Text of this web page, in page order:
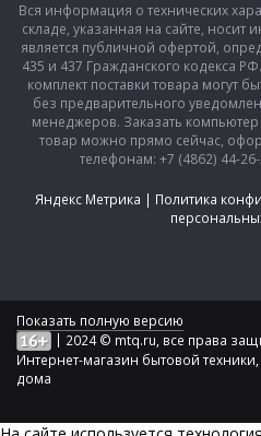
Вся информация о технических
складе, указанная на сайте,
является публичной офертой,
435 и 437 Гражданского кодекса
комплект поставки товара могут
без предварительного
менеджеров. Заказать
товар можно прямо сейчас,
телефонам: +7 (4862) 44-
Яндекс Метрика | Политика
Показать полную версию
| 2024 © mtq.ru, все права
Интернет-магазин бытовой
дома